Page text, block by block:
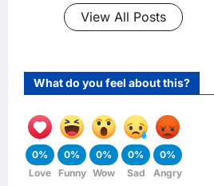
View All Posts
What do you feel about this?
0%
Love
0%
Funny
0%
Wow
0%
Sad
0%
Angry